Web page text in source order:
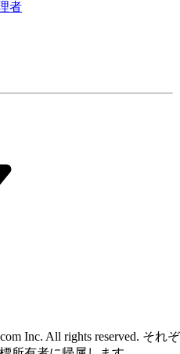
者
Inc. All rights reserved. それぞ